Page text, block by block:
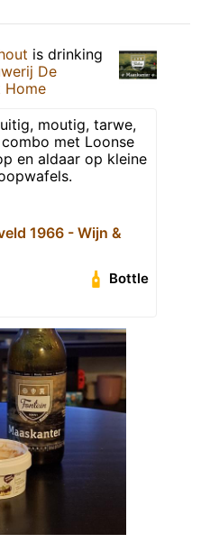
is drinking
De
Home
moutig, tarwe,
met Loonse
en aldaar op kleine
1966 - Wijn &
Bottle